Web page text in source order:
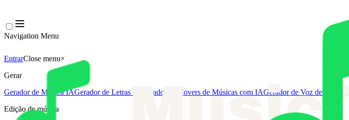
Navigation Menu
EntrarClose menu×
Gerar
Gerador de Música IAGerador de Letras IA Gerador de Covers de Músicas com IAGerador de Voz de Canto IA
Edição de música